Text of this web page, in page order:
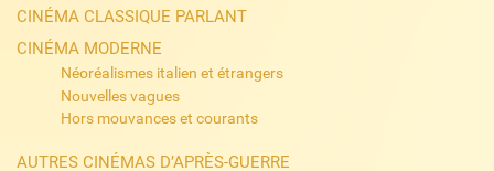
CINÉMA CLASSIQUE PARLANT
CINÉMA MODERNE
Néoréalismes italien et étrangers
Nouvelles vagues
Hors mouvances et courants
AUTRES CINÉMAS D’APRÈS-GUERRE